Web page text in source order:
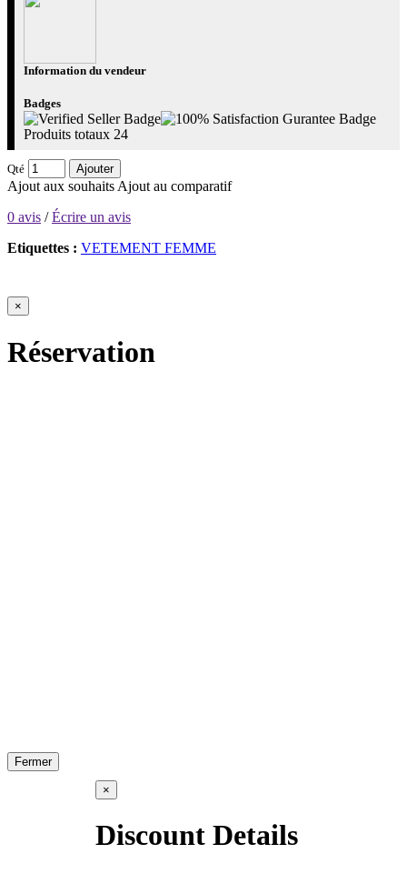
Information du vendeur
Badges
Produits totaux 24
Qté Ajouter
Ajout aux souhaits Ajout au comparatif
0 avis /Écrire un avis
Etiquettes : VETEMENT FEMME
×
Réservation
Fermer
×
Discount Details